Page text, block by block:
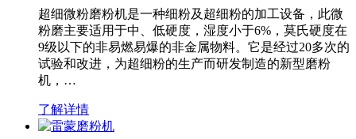
超细微粉磨粉机是一种细粉及超细粉的加工设备，此微
粉磨主要适用于中、低硬度，湿度小于6%，莫氏硬度在
9级以下的非易燃易爆的非金属物料。它是经过20多次的
试验和改进，为超细粉的生产而研发制造的新型磨粉
机，…
了解详情